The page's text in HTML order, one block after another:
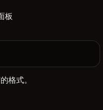
板
格式。